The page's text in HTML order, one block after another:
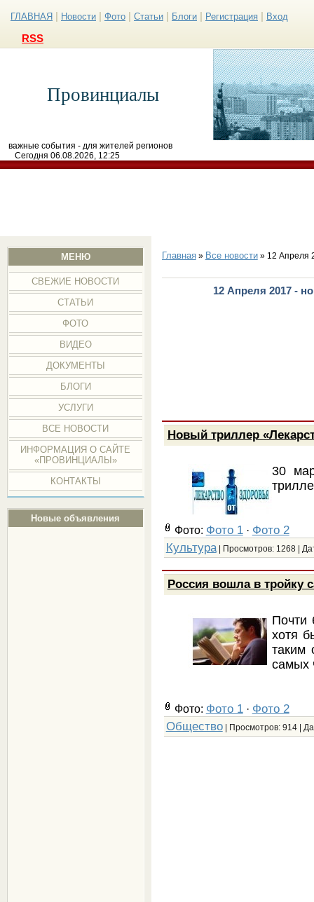
ГЛАВНАЯ Новости Фото Статьи Блоги Регистрация Вход
RSS
Провинциалы
важные события - для жителей регионов
Сегодня 06.08.2026, 12:25
МЕНЮ
СВЕЖИЕ НОВОСТИ
СТАТЬИ
ФОТО
ВИДЕО
ДОКУМЕНТЫ
БЛОГИ
УСЛУГИ
ВСЕ НОВОСТИ
ИНФОРМАЦИЯ О САЙТЕ
«ПРОВИНЦИАЛЫ»
КОНТАКТЫ
Новые объявления
Главная» Все новости» 12 Апреля
12 Апреля 2017 -
Новый триллер
30
Фото: Фото 1· Фото 2
Культура| Просмотров: 1268 |
Россия вошла в тройку
Почти
хотя
таким
самых
Фото: Фото 1· Фото 2
Общество| Просмотров: 914 |